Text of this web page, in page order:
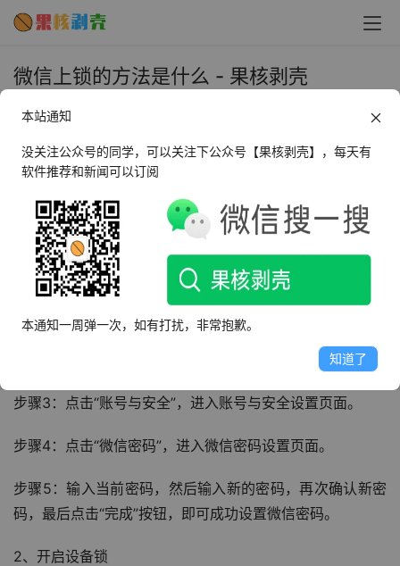
微信上锁的方法是什么 - 果核剥壳
2024年3月19日 上午10:11
1、设置微信密码
我们需要为微信设置一个复杂的密码，这样可以防止他人在
未经授权的情况下登录我们的微信账号，设置方法如下：
步骤1：打开微信，点击右下角的“我”，进入个人中心页
面。
步骤3：点击“账号与安全”，进入账号与安全设置页面。
步骤4：点击“微信密码”，进入微信密码设置页面。
步骤5：输入当前密码，然后输入新的密码，再次确认新密
码，最后点击“完成”按钮，即可成功设置微信密码。
2、开启设备锁
本站通知
没关注公众号的同学，可以关注下公众号【果核剥壳】，每天有
软件推荐和新闻可以订阅
本通知一周弹一次，如有打扰，非常抱歉。
知道了